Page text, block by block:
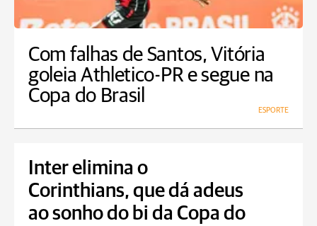
Com falhas de Santos, Vitória
goleia Athletico-PR e segue na
Copa do Brasil
ESPORTE
Inter elimina o
Corinthians, que dá adeus
ao sonho do bi da Copa do